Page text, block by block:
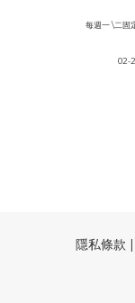
每週一 \二固
02-
隱私條款